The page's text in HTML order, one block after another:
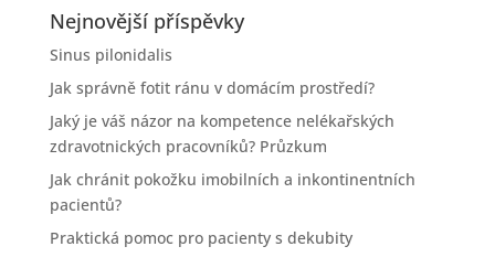
Nejnovější příspěvky
Sinus pilonidalis
Jak správně fotit ránu v domácím prostředí?
Jaký je váš názor na kompetence nelékařských
zdravotnických pracovníků? Průzkum
Jak chránit pokožku imobilních a inkontinentních
pacientů?
Praktická pomoc pro pacienty s dekubity